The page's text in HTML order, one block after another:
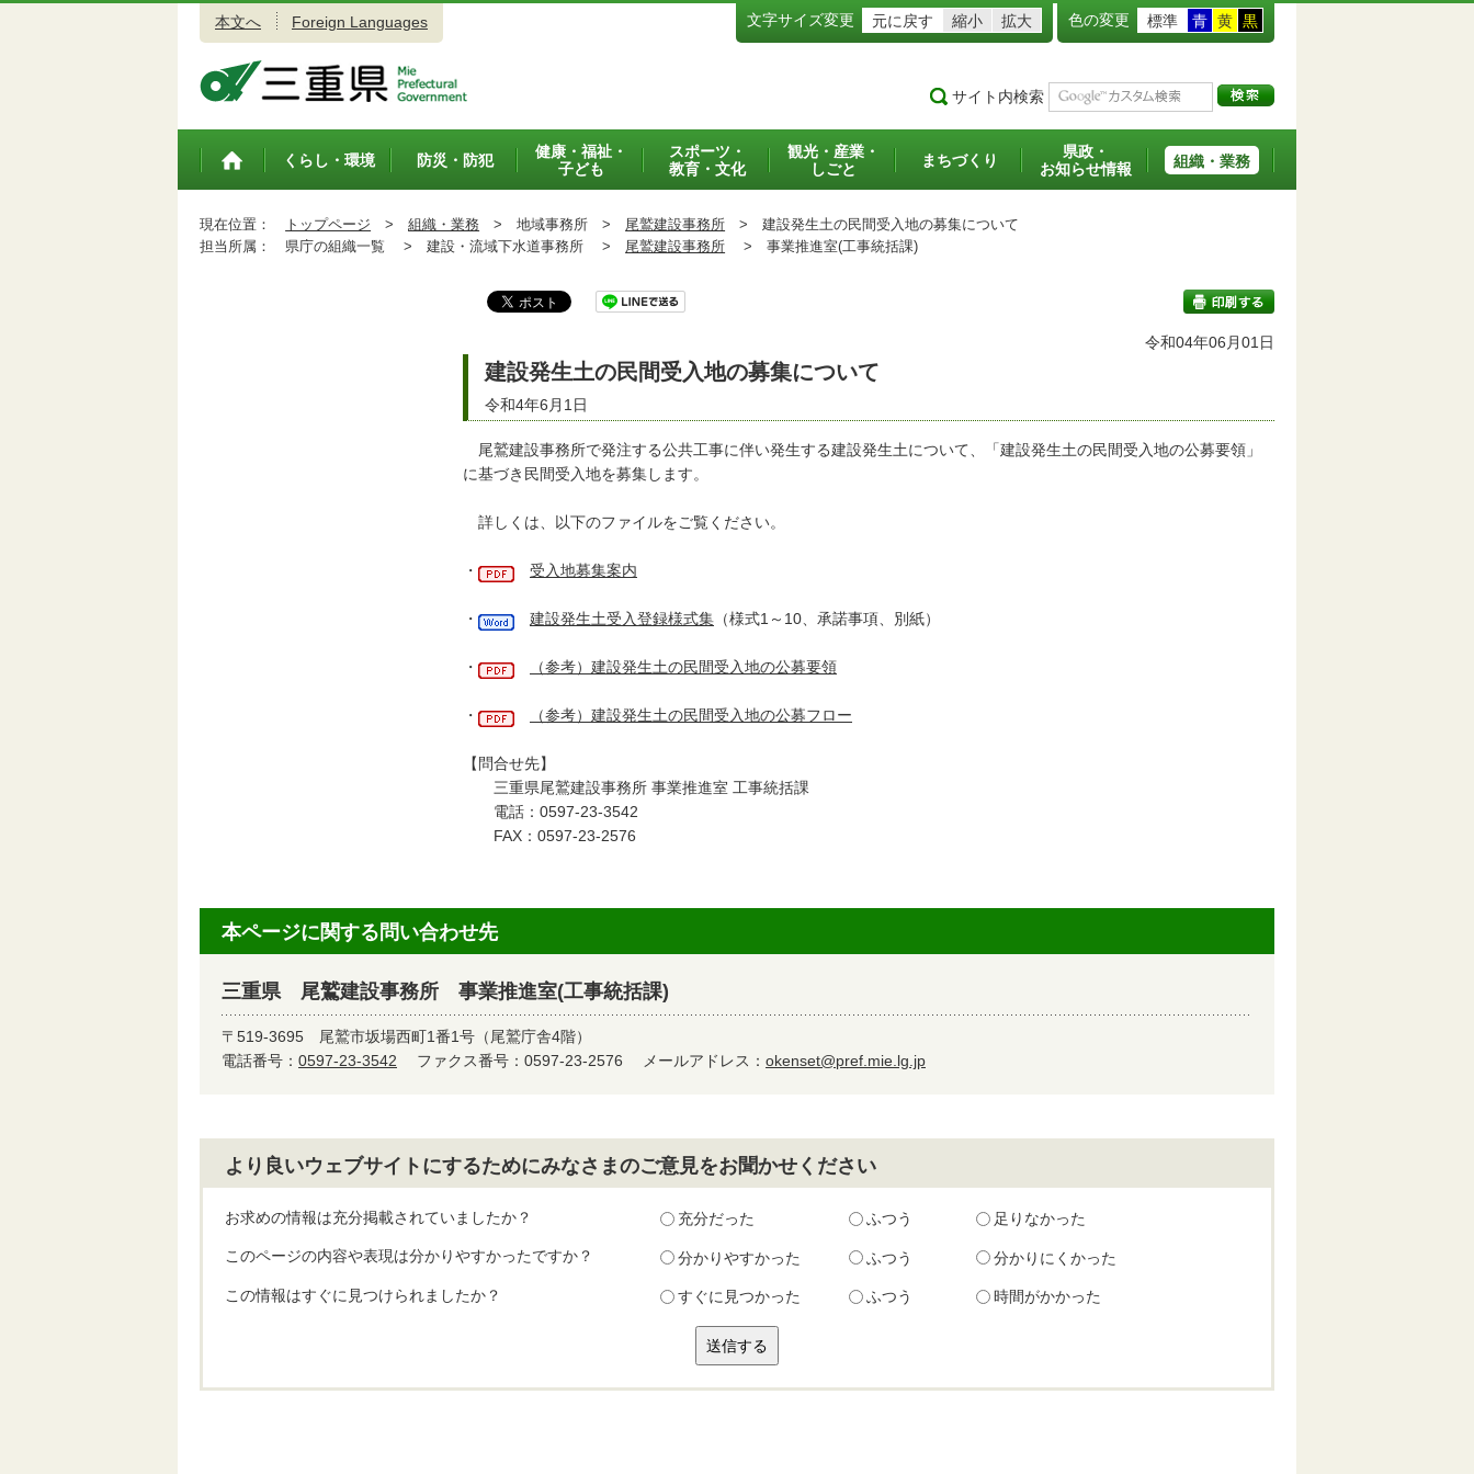
本文へ Foreign Languages 文字サイズ変更 元に戻す 縮小 拡大 色の変更 標準 青 黄 黒
サイト内検索
トップペ
くらし・環境 防災・防犯
健康・福祉・
子ども
スポーツ・
教育・文化
観光・産業・
しごと
まちづくり
県政・
お知らせ情報
組織・業務
現在位置： トップページ > 組織・業務 > 地域事務所 > 尾鷲建設事務所 > 建設発生土の民間受入地の募集について
担当所属：
県庁の組織一覧 > 建設・流域下水道事務所 > 尾鷲建設事務所 > 事業推進室(工事統括課)
令和04年06月01日
建設発生土の民間受入地の募集について
令和4年6月1日
尾鷲建設事務所で発注する公共工事に伴い発生する建設発生土について、「建設発生土の民間受入地の公募要領」
に基づき民間受入地を募集します。
詳しくは、以下のファイルをご覧ください。
・ 受入地募集案内
・ 建設発生土受入登録様式集 （様式1～10、承諾事項、別紙）
・ （参考）建設発生土の民間受入地の公募要領
・ （参考）建設発生土の民間受入地の公募フロー
【問合せ先】
三重県尾鷲建設事務所 事業推進室 工事統括課
電話：0597-23-3542
FAX：0597-23-2576
本ページに関する問い合わせ先
三重県 尾鷲建設事務所 事業推進室(工事統括課)
〒519-3695 尾鷲市坂場西町1番1号（尾鷲庁舎4階）
電話番号： 0597-23-3542 ファクス番号：0597-23-2576 メールアドレス： okenset@pref.mie.lg.jp
より良いウェブサイトにするためにみなさまのご意見をお聞かせください
お求めの情報は充分掲載されていましたか？ 充分だった ふつう 足りなかった
このページの内容や表現は分かりやすかったですか？ 分かりやすかった ふつう 分かりにくかった
この情報はすぐに見つけられましたか？ すぐに見つかった ふつう 時間がかかった